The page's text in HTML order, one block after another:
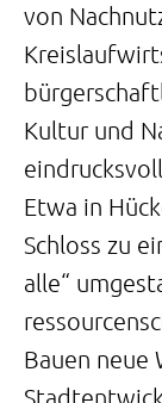
von
Kultur und
Etwa in
Schloss zu
alle“
Bauen neue